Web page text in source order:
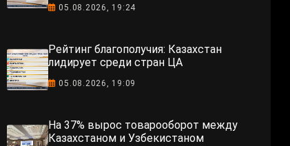
05.08.2026, 19:24
Рейтинг благополучия: Казахстан
лидирует среди стран ЦА
05.08.2026, 19:09
На 37% вырос товарооборот между
Казахстаном и Узбекистаном